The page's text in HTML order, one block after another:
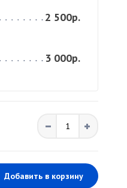
2 500р.
3 000р.
Добавить в корзину